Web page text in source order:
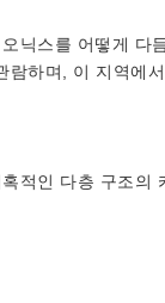
닉스를 어떻게 다
하며, 이 지역에
적인 다층 구조의